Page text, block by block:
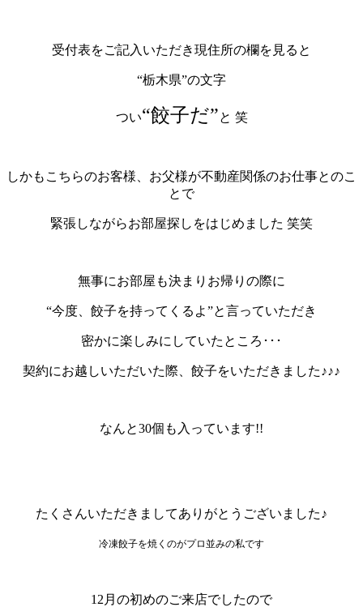
受付表をご記入いただき現住所の欄を見ると
“栃木県”の文字
つい“餃子だ”と 笑
しかもこちらのお客様、お父様が不動産関係のお仕事とのこ
とで
緊張しながらお部屋探しをはじめました 笑笑
無事にお部屋も決まりお帰りの際に
“今度、餃子を持ってくるよ”と言っていただき
密かに楽しみにしていたところ･･･
契約にお越しいただいた際、餃子をいただきました♪♪♪
なんと30個も入っています!!
たくさんいただきましてありがとうございました♪
冷凍餃子を焼くのがプロ並みの私です
12月の初めのご来店でしたので